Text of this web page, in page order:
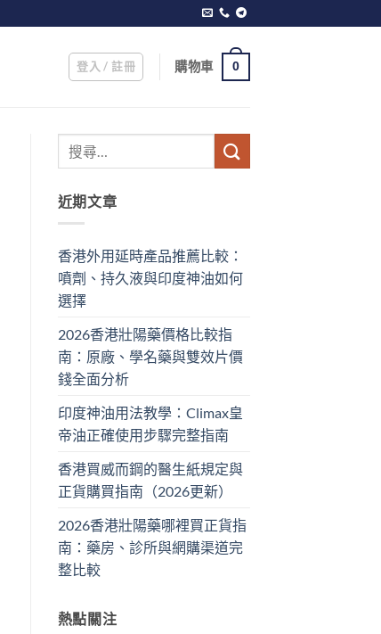
登入 / 註冊 購物車 0
近期文章
香港外用延時產品推薦比較：
噴劑、持久液與印度神油如何
選擇
2026香港壯陽藥價格比較指
南：原廠、學名藥與雙效片價
錢全面分析
印度神油用法教學：Climax皇
帝油正確使用步驟完整指南
香港買威而鋼的醫生紙規定與
正貨購買指南（2026更新）
2026香港壯陽藥哪裡買正貨指
南：藥房、診所與網購渠道完
整比較
熱點關注